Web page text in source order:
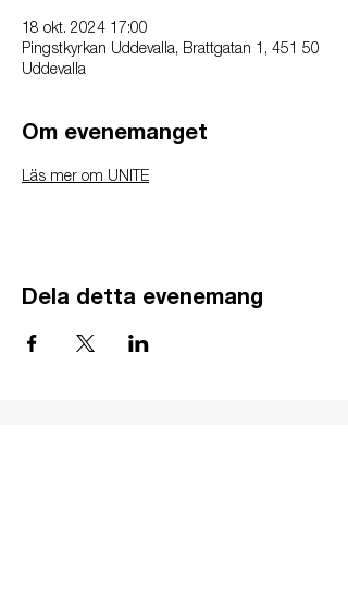
18 okt. 2024 17:00
Pingstkyrkan Uddevalla, Brattgatan 1, 451 50
Uddevalla
Om evenemanget
Läs mer om UNITE
Dela detta evenemang